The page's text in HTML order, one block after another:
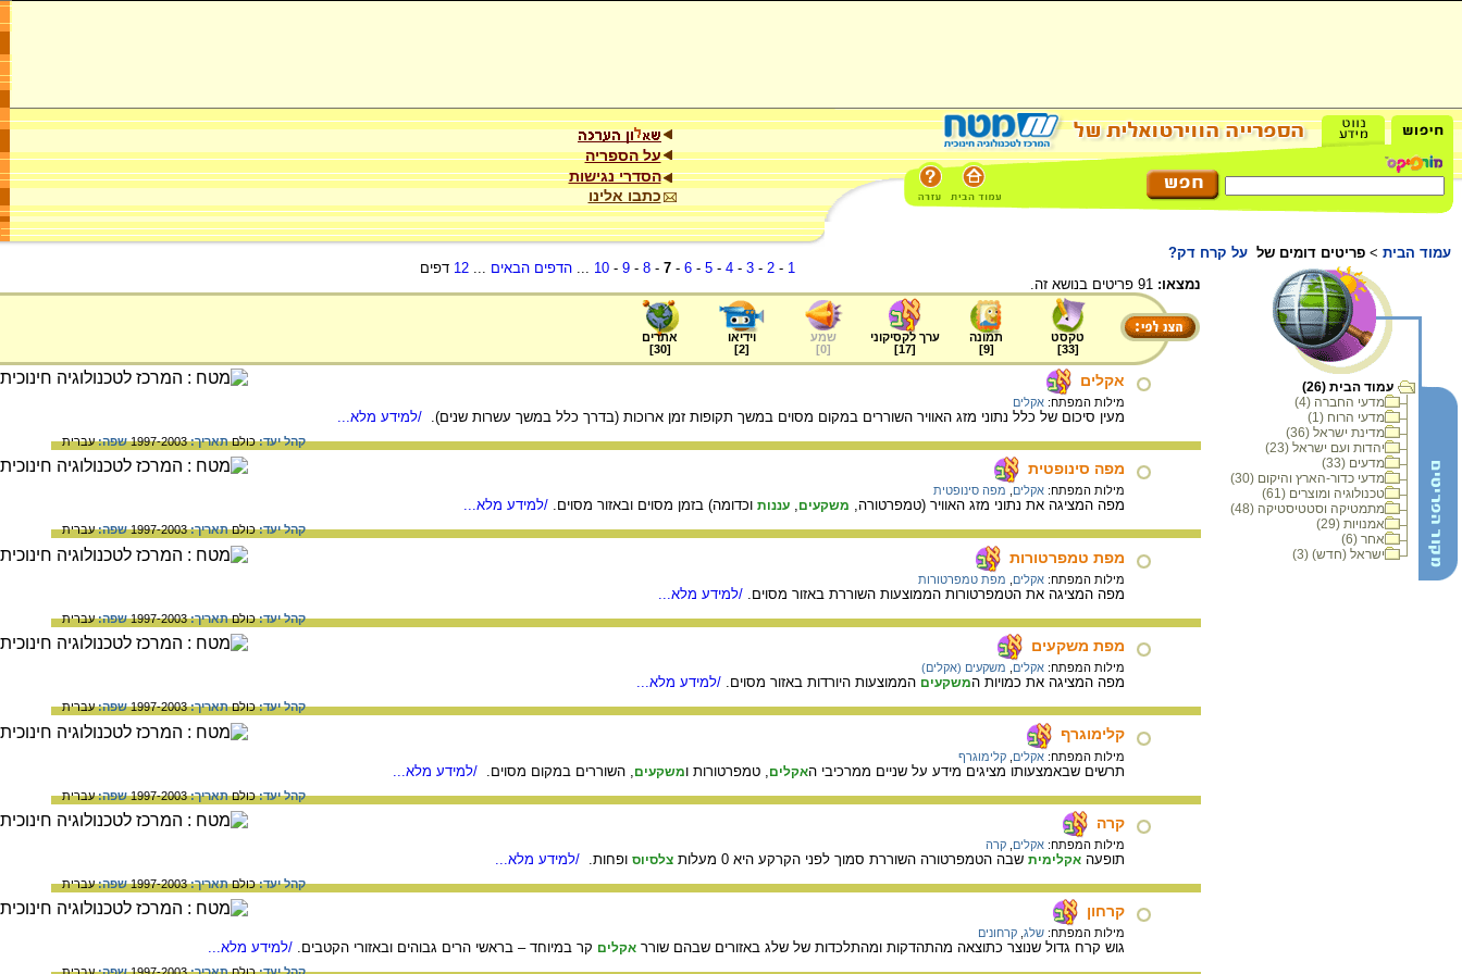
על הספריה
הסדרי נגישות
כתבו אלינו
עמוד הבית > פריטים דומים של על קרח דק?
עמוד הבית (26)
מדעי החברה (4)
מדעי הרוח (1)
מדינת ישראל (36)
יהדות ועם ישראל (23)
מדעים (33)
מדעי כדור-הארץ והיקום (30)
טכנולוגיה ומוצרים (61)
מתמטיקה וסטטיסטיקה (48)
אמנויות (29)
אחר (6)
ישראל (חדש) (3)
1
-
2
-
3
-
4
-
5
-
6
-
7
-
8
-
9
-
10
...הדפים הבאים ...
12 דפים
נמצאו:
טקסט
[
33
]
תמונה
[
9
]
ערך לקסיקוני
[
17
]
שמע
[
0
]
וידיאו
[
2
]
אתרים
[
30
]
אקלים
מילות המפתח: אקלים
מעין סיכום של כלל נתוני מזג האוויר השוררים במקום מסוים במשך תקופות זמן ארוכות (בדרך כלל במשך עשרות שנים). /למידע מלא...
קהל יעד:כולםתאריך:1997-2003 שפה:עברית
מפה סינופטית
מילות המפתח: אקלים מפה סינופטית
מפה המציגה את נתוני מזג האוויר (טמפרטורה, משקעים, עננות וכדומה) בזמן מסוים ובאזור מסוים. /למידע מלא...
קהל יעד:כולםתאריך:1997-2003 שפה:עברית
מפת טמפרטורות
מילות המפתח: אקלים מפת טמפרטורות
מפה המציגה את הטמפרטורות הממוצעות השוררת באזור מסוים. /למידע מלא...
קהל יעד:כולםתאריך:1997-2003 שפה:עברית
מפת משקעים
מילות המפתח: אקלים משקעים (אקלים)
מפה המציגה את כמויות המשקעים הממוצעות היורדות באזור מסוים. /למידע מלא...
קהל יעד:כולםתאריך:1997-2003 שפה:עברית
קלימוגרף
מילות המפתח: אקלים קלימוגרף
תרשים שבאמצעותו מציגים מידע על שניים ממרכיבי האקלים , טמפרטורות ומשקעים , השוררים במקום מסוים. /למידע מלא...
קהל יעד:כולםתאריך:1997-2003 שפה:עברית
קרה
מילות המפתח: אקלים קרה
תופעה אקלימית שבה הטמפרטורה השוררת סמוך לפני הקרקע היא 0 מעלות צלסיוס ופחות. /למידע מלא...
קהל יעד:כולםתאריך:1997-2003 שפה:עברית
קרחון
מילות המפתח: שלג קרחונים
גוש קרח גדול שנוצר כתוצאה מהתהדקות ומהתלכדות של שלג באזורים שבהם שורר אקלים קר במיוחד – בראשי הרים גבוהים ובאזורי הקטבים. /למידע מלא...